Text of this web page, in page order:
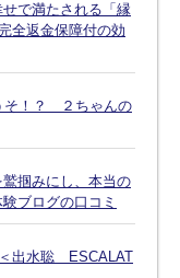
で満たされる「縁
全返金保障付の効
そ！？ ２ちゃんの
掴みにし、本当の
ブログの口コミ
出水聡 ESCALAT